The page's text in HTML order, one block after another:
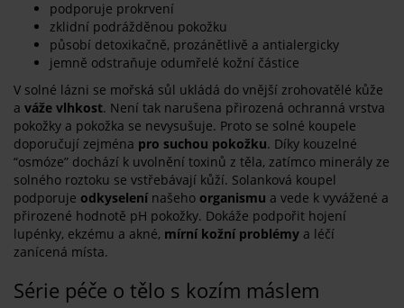
podporuje prokrvení
zklidní podrážděnou pokožku
působí detoxikačně, prozánětlivě a antialergicky
jemně odstraňuje odumřelé kožní částice
V solné lázni se mořská sůl ukládá do vnější zrohovatělé kůže
a váže vlhkost. Není tak narušena přirozená ochranná vrstva
pokožky a pokožka se nevysušuje. Proto se solné koupele
doporučují zejména pro suchou pokožku. Díky kouzelné
“osmóze” dochází k uvolnění toxinů z těla, zatímco minerály ze
solného roztoku se vstřebávají kůží. Solanková koupel
podporuje odkyselenínašeho organismu a vede k vyvážené a
přirozené hodnotě pH pokožky. Dokáže podpořit hojení
lupénky, ekzému a akné, mírní kožní problémy a léčí
zanícená místa.
Série péče o tělo s kozím máslem